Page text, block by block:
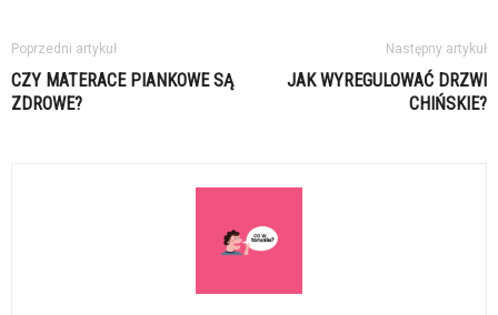
Poprzedni artykuł
CZY MATERACE PIANKOWE SĄ
ZDROWE?
Następny artykuł
JAK WYREGULOWAĆ DRZWI
CHIŃSKIE?